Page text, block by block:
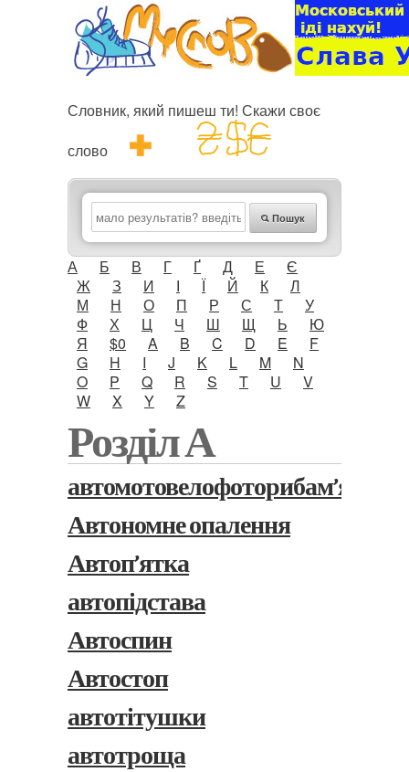
Словник, який пишеш ти! Скажи своє
слово
Пошук
А Б В Г Ґ Д Е
Є
Ж
З И І Ї Й К
Л
М
Н О П Р С Т
У
Ф
Х Ц Ч Ш Щ Ь
Ю
Я
$0 A B C D E
F
G
H I J K L M
N
O
P Q R S T U
V
W
X Y Z
Розділ А
Автономне опалення
Автоп’ятка
автопідстава
Автоспин
Автостоп
автотітушки
автотроща